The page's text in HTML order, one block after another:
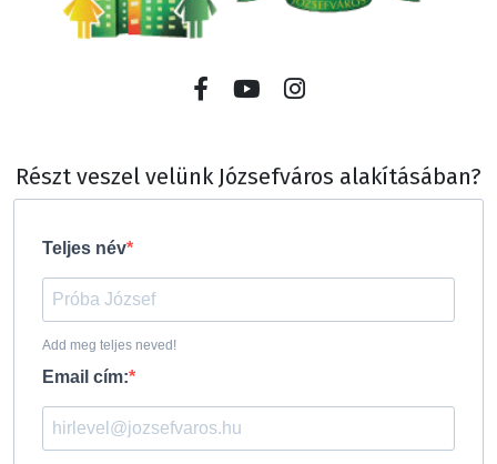
Részt veszel velünk Józsefváros alakításában?
Teljes név
Add meg teljes neved!
Email cím: